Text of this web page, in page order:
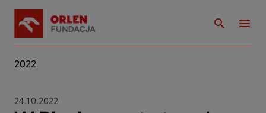
2022
24.10.2022